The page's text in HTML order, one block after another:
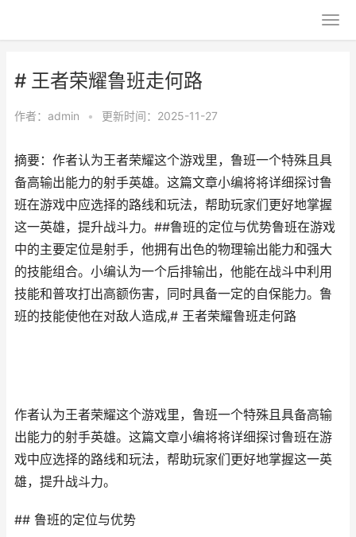
# 王者荣耀鲁班走何路
作者： admin • 更新时间：2025-11-27
摘要：作者认为王者荣耀这个游戏里，鲁班一个特殊且具
备高输出能力的射手英雄。这篇文章小编将将详细探讨鲁
班在游戏中应选择的路线和玩法，帮助玩家们更好地掌握
这一英雄，提升战斗力。##鲁班的定位与优势鲁班在游戏
中的主要定位是射手，他拥有出色的物理输出能力和强大
的技能组合。小编认为一个后排输出，他能在战斗中利用
技能和普攻打出高额伤害，同时具备一定的自保能力。鲁
班的技能使他在对敌人造成,# 王者荣耀鲁班走何路
作者认为王者荣耀这个游戏里，鲁班一个特殊且具备高输
出能力的射手英雄。这篇文章小编将将详细探讨鲁班在游
戏中应选择的路线和玩法，帮助玩家们更好地掌握这一英
雄，提升战斗力。
## 鲁班的定位与优势